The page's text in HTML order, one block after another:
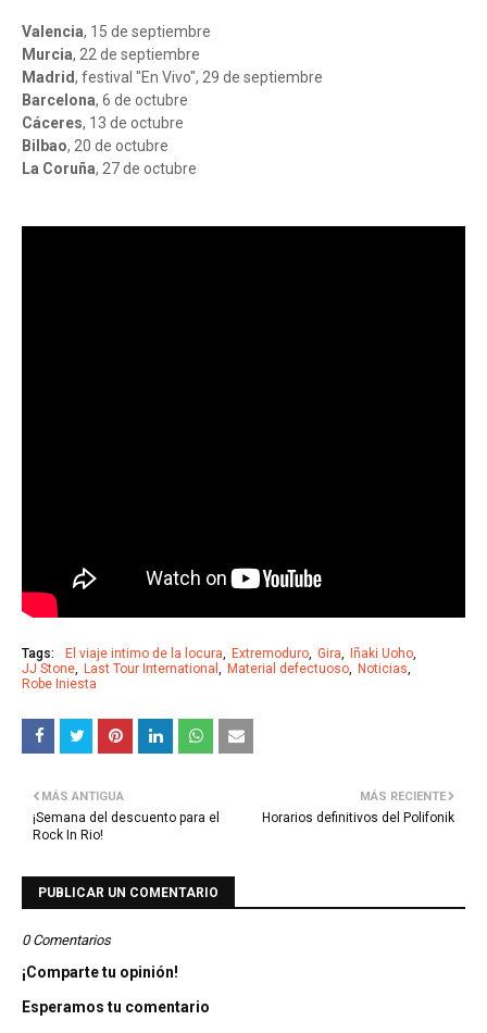
Valencia, 15 de septiembre
Murcia, 22 de septiembre
Madrid, festival "En Vivo", 29 de septiembre
Barcelona, 6 de octubre
Cáceres, 13 de octubre
Bilbao, 20 de octubre
La Coruña, 27 de octubre
Tags: El viaje intimo de la locura Extremoduro Gira
Iñaki Uoho
JJ Stone
Last Tour International Material defectuoso
Noticias
Robe Iniesta
MÁS RECIENTE
Horarios definitivos del Polifonik
MÁS ANTIGUA
¡Semana del descuento para el
Rock In Rio!
PUBLICAR UN COMENTARIO
0 Comentarios
¡Comparte tu opinión!
Esperamos tu comentario